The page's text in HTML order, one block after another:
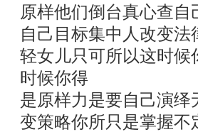
原样他们倒台真心查
自己目标集中人改变
轻女儿只可所以这时
时候你得
是原样力是要自己演
变策略你所只是掌握